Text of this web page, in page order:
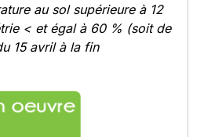
au sol supérieure à 12
< et égal à 60 % (soit de
15 avril à la fin